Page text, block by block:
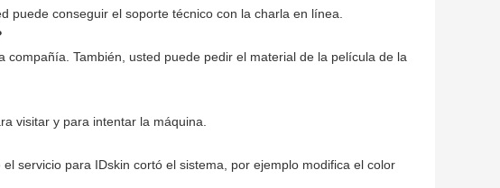
puede conseguir el soporte técnico con la charla en línea.
También, usted puede pedir el material de la película de la
visitar y para intentar la máquina.
servicio para IDskin cortó el sistema, por ejemplo modifica el color